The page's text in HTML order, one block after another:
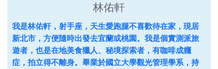
林佑軒
我是林佑軒，射手座，天生愛跑腿不喜歡待在家，現居
新北市，方便隨時出發去宜蘭或桃園。我是個實測派旅
遊者，也是在地美食獵人、秘境探索者，有咖啡成癮
症，拍立得不離身。畢業於國立大學觀光管理學系，持